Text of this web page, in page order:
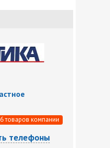
товаров компании
телефоны